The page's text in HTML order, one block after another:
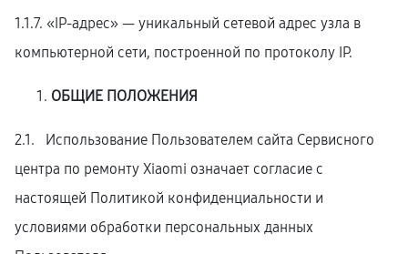
1.1.7. «IP-адрес» — уникальный сетевой адрес узла в
компьютерной сети, построенной по протоколу IP.
ОБЩИЕ ПОЛОЖЕНИЯ
2.1. Использование Пользователем сайта Сервисного
центра по ремонту Xiaomi означает согласие с
настоящей Политикой конфиденциальности и
условиями обработки персональных данных